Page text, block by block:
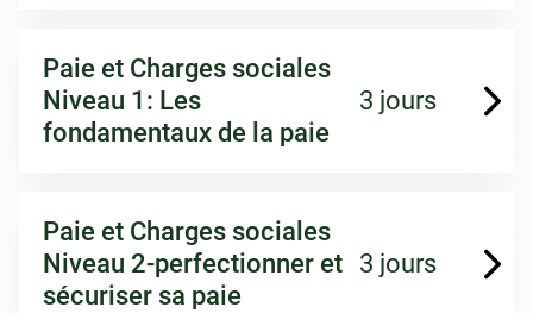
Paie et Charges sociales
Niveau 1: Les
fondamentaux de la paie
3 jours
Paie et Charges sociales
Niveau 2-perfectionner et
sécuriser sa paie
3 jours